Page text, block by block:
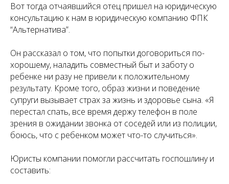
Вот тогда отчаявшийся отец пришел на юридическую
консультацию к нам в юридическую компанию ФПК
“Альтернатива”.
Он рассказал о том, что попытки договориться по-
хорошему, наладить совместный быт и заботу о
ребенке ни разу не привели к положительному
результату. Кроме того, образ жизни и поведение
супруги вызывает страх за жизнь и здоровье сына. «Я
перестал спать, все время держу телефон в поле
зрения в ожидании звонка от соседей или из полиции,
боюсь, что с ребенком может что-то случиться».
Юристы компании помогли рассчитать госпошлину и
составить: